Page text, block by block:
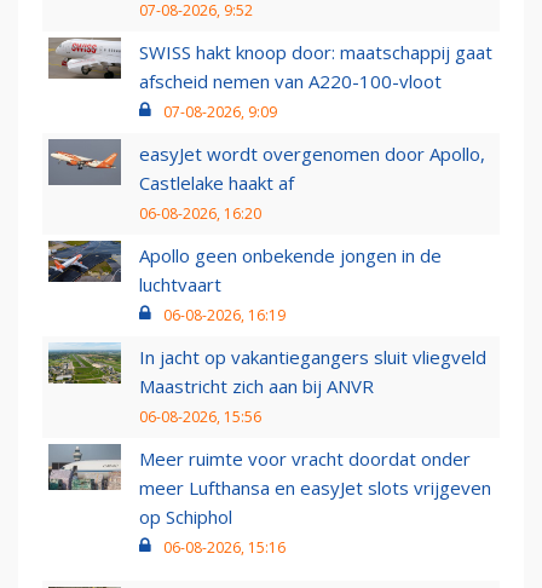
07-08-2026, 9:52
SWISS hakt knoop door: maatschappij gaat
afscheid nemen van A220-100-vloot
07-08-2026, 9:09
easyJet wordt overgenomen door Apollo,
Castlelake haakt af
06-08-2026, 16:20
Apollo geen onbekende jongen in de
luchtvaart
06-08-2026, 16:19
In jacht op vakantiegangers sluit vliegveld
Maastricht zich aan bij ANVR
06-08-2026, 15:56
Meer ruimte voor vracht doordat onder
meer Lufthansa en easyJet slots vrijgeven
op Schiphol
06-08-2026, 15:16